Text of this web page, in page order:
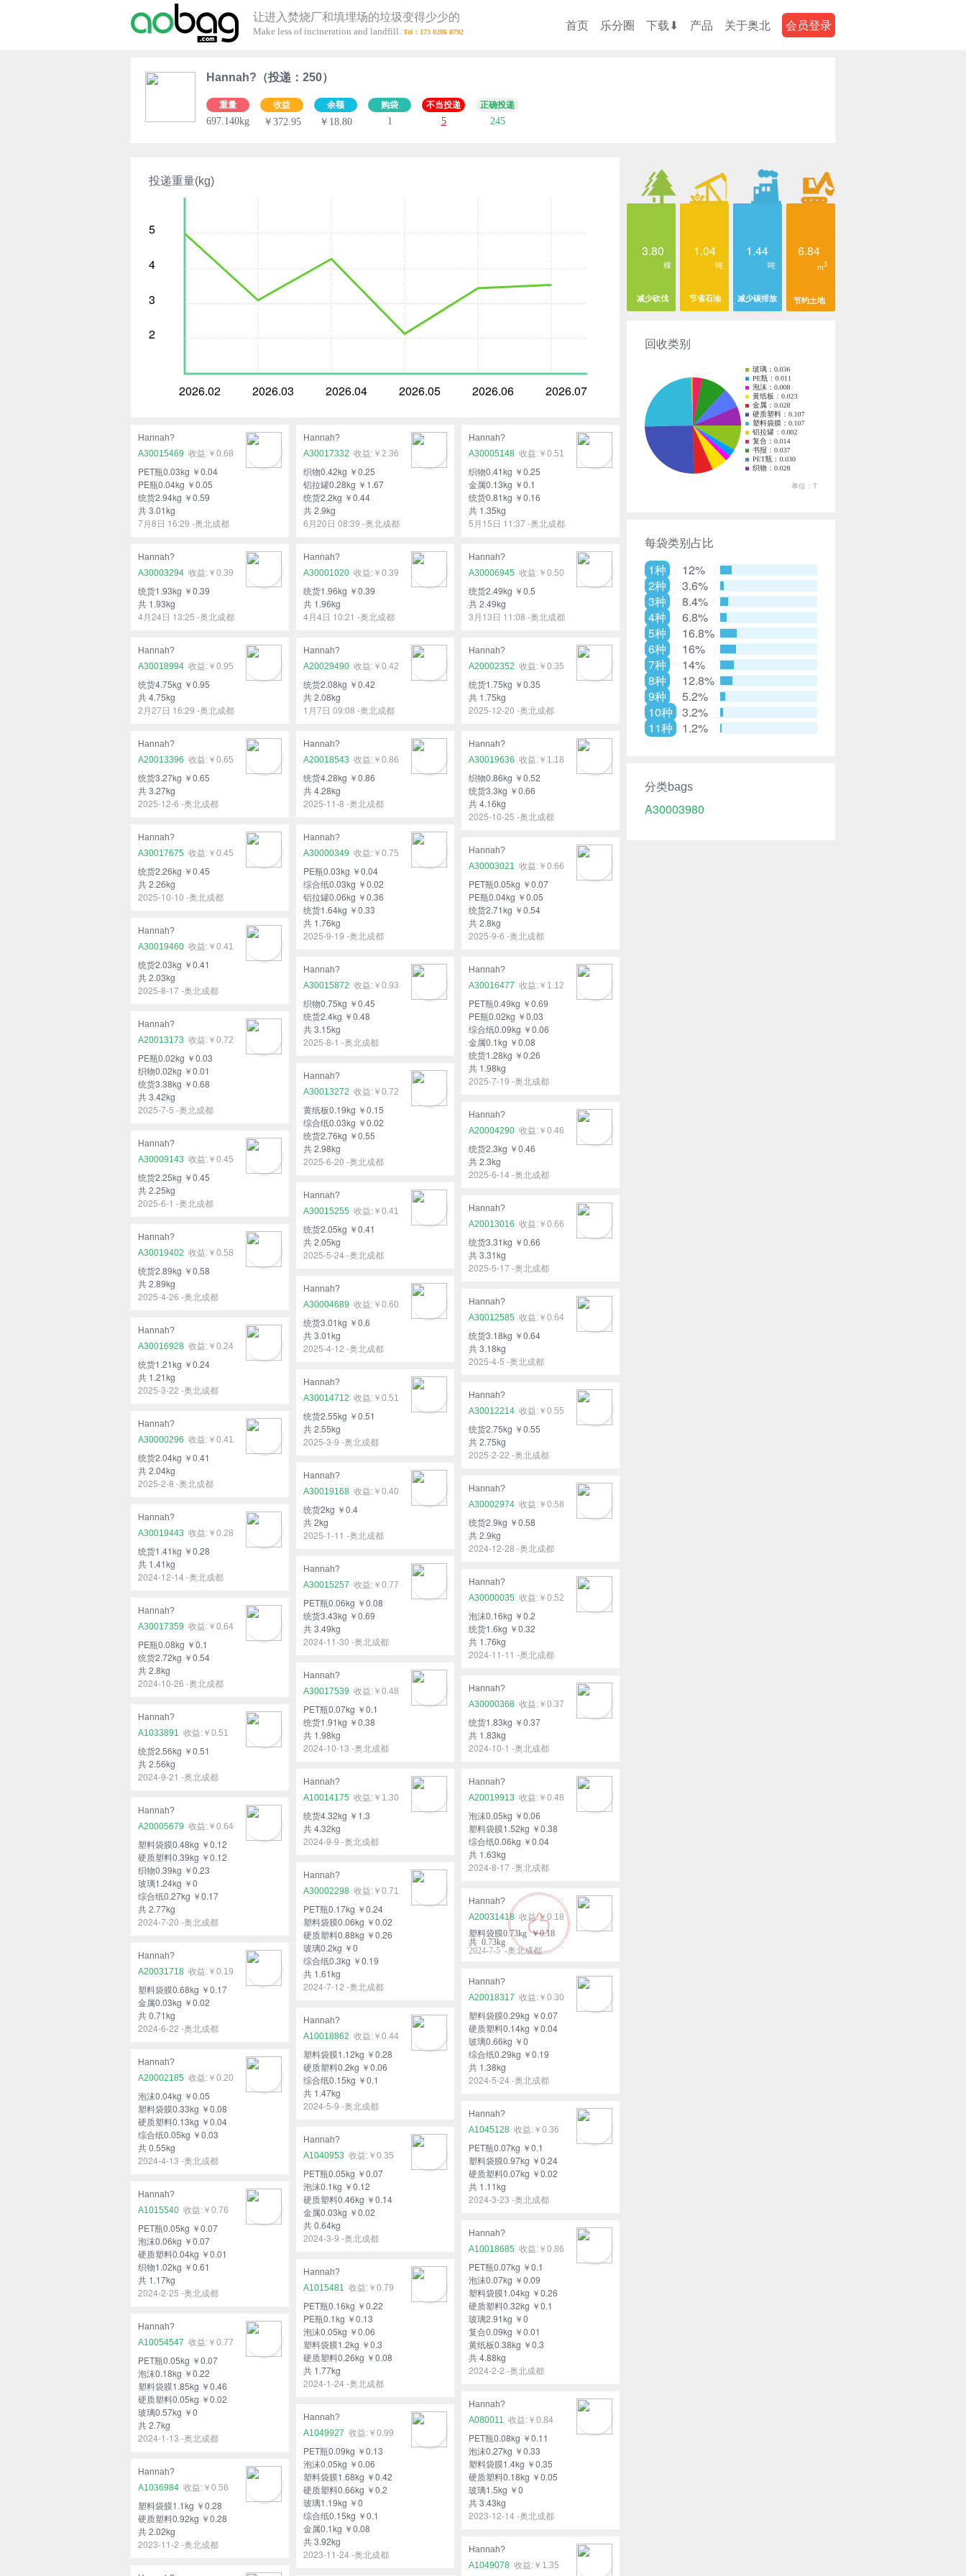
让进入焚烧厂和填埋场的垃圾变得少少的
Make less of incineration and landfill. 首页 乐分圈 下载⬇ 产品 关于奥北 会员登录
Hannah?（投递：250）
重量
697.140kg
收益
￥372.95
余额
￥18.80
购袋
1
不当投递
5
正确投递
245
投递重量(kg)
5
4
3
2
2026.02 2026.03 2026.04 2026.05 2026.06 2026.07
Hannah?
A30015469
￥0.68
PET瓶0.03kg ￥0.04
PE瓶0.04kg ￥0.05
统货2.94kg ￥0.59
共 3.01kg
7月8日 16:29 -奥北成都
Hannah?
A30017332
￥2.36
织物0.42kg ￥0.25
铝拉罐0.28kg ￥1.67
统货2.2kg ￥0.44
共 2.9kg
6月20日 08:39 -奥北成都
Hannah?
A30005148
￥0.51
织物0.41kg ￥0.25
金属0.13kg ￥0.1
统货0.81kg ￥0.16
共 1.35kg
5月15日 11:37 -奥北成都
Hannah?
A30003294
￥0.39
统货1.93kg ￥0.39
共 1.93kg
4月24日 13:25 -奥北成都
Hannah?
A30001020
￥0.39
统货1.96kg ￥0.39
共 1.96kg
4月4日 10:21 -奥北成都
Hannah?
A30006945
￥0.50
统货2.49kg ￥0.5
共 2.49kg
3月13日 11:08 -奥北成都
Hannah?
A30018994
￥0.95
统货4.75kg ￥0.95
共 4.75kg
2月27日 16:29 -奥北成都
Hannah?
A20029490
￥0.42
统货2.08kg ￥0.42
共 2.08kg
1月7日 09:08 -奥北成都
Hannah?
A20002352
￥0.35
统货1.75kg ￥0.35
共 1.75kg
2025-12-20 -奥北成都
Hannah?
A20013396
￥0.65
统货3.27kg ￥0.65
共 3.27kg
2025-12-6 -奥北成都
Hannah?
A20018543
￥0.86
统货4.28kg ￥0.86
共 4.28kg
2025-11-8 -奥北成都
Hannah?
A30019636
￥1.18
织物0.86kg ￥0.52
统货3.3kg ￥0.66
共 4.16kg
2025-10-25 -奥北成都
Hannah?
A30017675
￥0.45
统货2.26kg ￥0.45
共 2.26kg
2025-10-10 -奥北成都
Hannah?
A30000349
￥0.75
PE瓶0.03kg ￥0.04
综合纸0.03kg ￥0.02
铝拉罐0.06kg ￥0.36
统货1.64kg ￥0.33
共 1.76kg
2025-9-19 -奥北成都
Hannah?
A30003021
￥0.66
PET瓶0.05kg ￥0.07
PE瓶0.04kg ￥0.05
统货2.71kg ￥0.54
共 2.8kg
2025-9-6 -奥北成都
Hannah?
A30019460
￥0.41
统货2.03kg ￥0.41
共 2.03kg
2025-8-17 -奥北成都
Hannah?
A30015872
￥0.93
织物0.75kg ￥0.45
统货2.4kg ￥0.48
共 3.15kg
2025-8-1 -奥北成都
Hannah?
A30016477
￥1.12
PET瓶0.49kg ￥0.69
PE瓶0.02kg ￥0.03
综合纸0.09kg ￥0.06
金属0.1kg ￥0.08
统货1.28kg ￥0.26
共 1.98kg
2025-7-19 -奥北成都
Hannah?
A20013173
￥0.72
PE瓶0.02kg ￥0.03
织物0.02kg ￥0.01
统货3.38kg ￥0.68
共 3.42kg
2025-7-5 -奥北成都
Hannah?
A30013272
￥0.72
黄纸板0.19kg ￥0.15
综合纸0.03kg ￥0.02
统货2.76kg ￥0.55
共 2.98kg
2025-6-20 -奥北成都
Hannah?
A20004290
￥0.46
统货2.3kg ￥0.46
共 2.3kg
2025-6-14 -奥北成都
Hannah?
A30009143
￥0.45
统货2.25kg ￥0.45
共 2.25kg
2025-6-1 -奥北成都
Hannah?
A30015255
￥0.41
统货2.05kg ￥0.41
共 2.05kg
2025-5-24 -奥北成都
Hannah?
A20013016
￥0.66
统货3.31kg ￥0.66
共 3.31kg
2025-5-17 -奥北成都
Hannah?
A30019402
￥0.58
统货2.89kg ￥0.58
共 2.89kg
2025-4-26 -奥北成都
Hannah?
A30004689
￥0.60
统货3.01kg ￥0.6
共 3.01kg
2025-4-12 -奥北成都
Hannah?
A30012585
￥0.64
统货3.18kg ￥0.64
共 3.18kg
2025-4-5 -奥北成都
Hannah?
A30016928
￥0.24
统货1.21kg ￥0.24
共 1.21kg
2025-3-22 -奥北成都
Hannah?
A30014712
￥0.51
统货2.55kg ￥0.51
共 2.55kg
2025-3-9 -奥北成都
Hannah?
A30012214
￥0.55
统货2.75kg ￥0.55
共 2.75kg
2025-2-22 -奥北成都
Hannah?
A30000296
￥0.41
统货2.04kg ￥0.41
共 2.04kg
2025-2-8 -奥北成都
Hannah?
A30019168
￥0.40
统货2kg ￥0.4
共 2kg
2025-1-11 -奥北成都
Hannah?
A30002974
￥0.58
统货2.9kg ￥0.58
共 2.9kg
2024-12-28 -奥北成都
Hannah?
A30019443
￥0.28
统货1.41kg ￥0.28
共 1.41kg
2024-12-14 -奥北成都
Hannah?
A30015257
￥0.77
PET瓶0.06kg ￥0.08
统货3.43kg ￥0.69
共 3.49kg
2024-11-30 -奥北成都
Hannah?
A30000035
￥0.52
泡沫0.16kg ￥0.2
统货1.6kg ￥0.32
共 1.76kg
2024-11-11 -奥北成都
Hannah?
A30017359
￥0.64
PE瓶0.08kg ￥0.1
统货2.72kg ￥0.54
共 2.8kg
2024-10-26 -奥北成都
Hannah?
A30017539
￥0.48
PET瓶0.07kg ￥0.1
统货1.91kg ￥0.38
共 1.98kg
2024-10-13 -奥北成都
Hannah?
A30000368
￥0.37
统货1.83kg ￥0.37
共 1.83kg
2024-10-1 -奥北成都
Hannah?
A1033891
￥0.51
统货2.56kg ￥0.51
共 2.56kg
2024-9-21 -奥北成都
Hannah?
A10014175
￥1.30
统货4.32kg ￥1.3
共 4.32kg
2024-9-9 -奥北成都
Hannah?
A20019913
￥0.48
泡沫0.05kg ￥0.06
塑料袋膜1.52kg ￥0.38
综合纸0.06kg ￥0.04
共 1.63kg
2024-8-17 -奥北成都
Hannah?
A20005679
￥0.64
塑料袋膜0.48kg ￥0.12
硬质塑料0.39kg ￥0.12
织物0.39kg ￥0.23
玻璃1.24kg ￥0
综合纸0.27kg ￥0.17
共 2.77kg
2024-7-20 -奥北成都
Hannah?
A30002298
￥0.71
PET瓶0.17kg ￥0.24
塑料袋膜0.06kg ￥0.02
硬质塑料0.88kg ￥0.26
玻璃0.2kg ￥0
综合纸0.3kg ￥0.19
共 1.61kg
2024-7-12 -奥北成都
Hannah?
A20031418
￥0.18
塑料袋膜0.73kg ￥0.18
共 0.73kg
2024-7-5 -奥北成都
Hannah?
A20031718
￥0.19
塑料袋膜0.68kg ￥0.17
金属0.03kg ￥0.02
共 0.71kg
2024-6-22 -奥北成都
Hannah?
A20018317
￥0.30
塑料袋膜0.29kg ￥0.07
硬质塑料0.14kg ￥0.04
玻璃0.66kg ￥0
综合纸0.29kg ￥0.19
共 1.38kg
2024-5-24 -奥北成都
Hannah?
A10018862
￥0.44
塑料袋膜1.12kg ￥0.28
硬质塑料0.2kg ￥0.06
综合纸0.15kg ￥0.1
共 1.47kg
2024-5-9 -奥北成都
Hannah?
A20002185
￥0.20
泡沫0.04kg ￥0.05
塑料袋膜0.33kg ￥0.08
硬质塑料0.13kg ￥0.04
综合纸0.05kg ￥0.03
共 0.55kg
2024-4-13 -奥北成都
Hannah?
A1045128
￥0.36
PET瓶0.07kg ￥0.1
塑料袋膜0.97kg ￥0.24
硬质塑料0.07kg ￥0.02
共 1.11kg
2024-3-23 -奥北成都
Hannah?
A1040953
￥0.35
PET瓶0.05kg ￥0.07
泡沫0.1kg ￥0.12
硬质塑料0.46kg ￥0.14
金属0.03kg ￥0.02
共 0.64kg
2024-3-9 -奥北成都
Hannah?
A1015540
￥0.76
PET瓶0.05kg ￥0.07
泡沫0.06kg ￥0.07
硬质塑料0.04kg ￥0.01
织物1.02kg ￥0.61
共 1.17kg
2024-2-25 -奥北成都
Hannah?
A10018685
￥0.86
PET瓶0.07kg ￥0.1
泡沫0.07kg ￥0.09
塑料袋膜1.04kg ￥0.26
硬质塑料0.32kg ￥0.1
玻璃2.91kg ￥0
复合0.09kg ￥0.01
黄纸板0.38kg ￥0.3
共 4.88kg
2024-2-2 -奥北成都
Hannah?
A1015481
￥0.79
PET瓶0.16kg ￥0.22
PE瓶0.1kg ￥0.13
泡沫0.05kg ￥0.06
塑料袋膜1.2kg ￥0.3
硬质塑料0.26kg ￥0.08
共 1.77kg
2024-1-24 -奥北成都
Hannah?
A10054547
￥0.77
PET瓶0.05kg ￥0.07
泡沫0.18kg ￥0.22
塑料袋膜1.85kg ￥0.46
硬质塑料0.05kg ￥0.02
玻璃0.57kg ￥0
共 2.7kg
2024-1-13 -奥北成都
Hannah?
A080011
￥0.84
PET瓶0.08kg ￥0.11
泡沫0.27kg ￥0.33
塑料袋膜1.4kg ￥0.35
硬质塑料0.18kg ￥0.05
玻璃1.5kg ￥0
共 3.43kg
2023-12-14 -奥北成都
Hannah?
A1049927
￥0.99
PET瓶0.09kg ￥0.13
泡沫0.05kg ￥0.06
塑料袋膜1.68kg ￥0.42
硬质塑料0.66kg ￥0.2
玻璃1.19kg ￥0
综合纸0.15kg ￥0.1
金属0.1kg ￥0.08
共 3.92kg
2023-11-24 -奥北成都
Hannah?
A1036984
￥0.56
塑料袋膜1.1kg ￥0.28
硬质塑料0.92kg ￥0.28
共 2.02kg
2023-11-2 -奥北成都
Hannah?
A1049078
￥1.35
3.80
棵
减少砍伐
1.04
吨
节省石油
1.44
吨
减少碳排放
6.84
m3
节约土地
回收类别
每袋类别占比
1种
12%
2种
3.6%
3种
8.4%
4种
6.8%
5种
16.8%
6种
16%
7种
14%
8种
12.8%
9种
5.2%
10种
3.2%
11种
1.2%
分类bags
A30003980